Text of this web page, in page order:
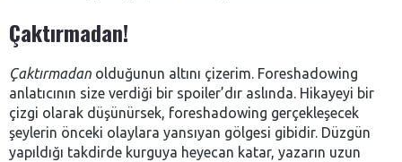
Çaktırmadan!
Çaktırmadan olduğunun altını çizerim. Foreshadowing
anlatıcının size verdiği bir spoiler’dır aslında. Hikayeyi bir
çizgi olarak düşünürsek, foreshadowing gerçekleşecek
şeylerin önceki olaylara yansıyan gölgesi gibidir. Düzgün
yapıldığı takdirde kurguya heyecan katar, yazarın uzun